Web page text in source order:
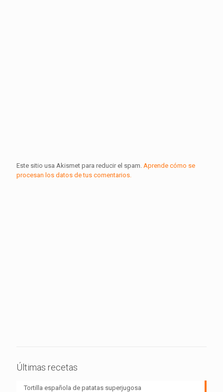
Este sitio usa Akismet para reducir el spam. Aprende cómo se
procesan los datos de tus comentarios.
Últimas recetas
Tortilla española de patatas superjugosa